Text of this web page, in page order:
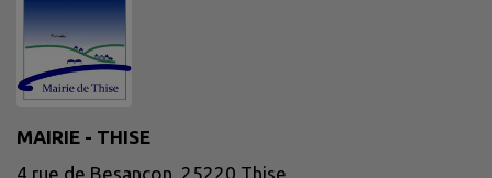
MAIRIE - THISE
4 rue de Besançon, 25220 Thise